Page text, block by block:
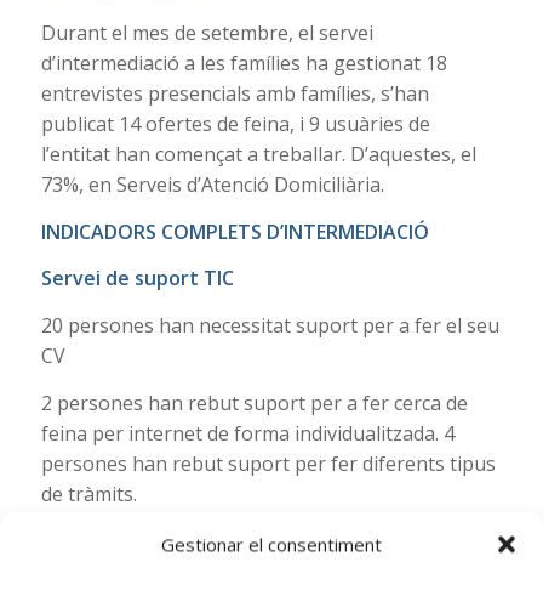
Gestionar el consentiment
Durant el mes de setembre, el servei
d’intermediació a les famílies ha gestionat 18
entrevistes presencials amb famílies, s’han
publicat 14 ofertes de feina, i 9 usuàries de
l’entitat han començat a treballar. D’aquestes, el
73%, en Serveis d’Atenció Domiciliària.
INDICADORS COMPLETS D’INTERMEDIACIÓ
Servei de suport TIC
20 persones han necessitat suport per a fer el seu
CV
2 persones han rebut suport per a fer cerca de
feina per internet de forma individualitzada. 4
persones han rebut suport per fer diferents tipus
de tràmits.
Altres serveis